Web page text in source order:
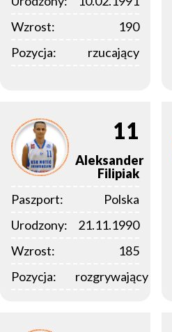
Wzrost:
190
Pozycja:
rzucający
11
Aleksander
Filipiak
Paszport:
Polska
Urodzony:
21.11.1990
Wzrost:
185
Pozycja:
rozgrywający